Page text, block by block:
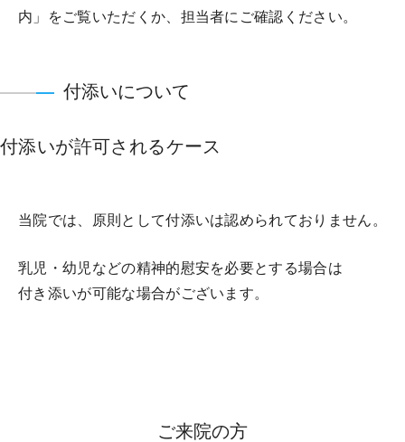
ご来院の方
内」をご覧いただくか、担当者にご確認ください。
付添いについて
付添いが許可されるケース
当院では、原則として付添いは認められておりません。
乳児・幼児などの精神的慰安を必要とする場合は
付き添いが可能な場合がございます。